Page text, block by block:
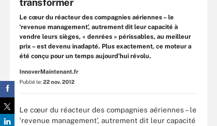
transformer
Le cœur du réacteur des compagnies aériennes – le
‘revenue management’, autrement dit leur capacité à
vendre leurs sièges, « denrées » périssables, au meilleur
prix – est devenu inadapté. Plus exactement, ce moteur a
été conçu pour un temps aujourd’hui révolu.
InnoverMaintenant.fr
Publié le: 22 nov. 2012
Le cœur du réacteur des compagnies aériennes – le
‘revenue management’, autrement dit leur capacité